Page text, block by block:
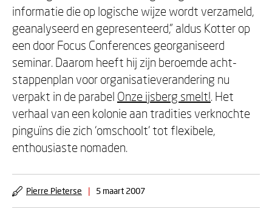
informatie die op logische wijze wordt verzameld,
geanalyseerd en gepresenteerd,” aldus Kotter op
een door Focus Conferences georganiseerd
seminar. Daarom heeft hij zijn beroemde acht-
stappenplan voor organisatieverandering nu
verpakt in de parabel Onze ijsberg smelt!. Het
verhaal van een kolonie aan tradities verknochte
pinguïns die zich ‘omschoolt’ tot flexibele,
enthousiaste nomaden.
Pierre Pieterse | 5 maart 2007